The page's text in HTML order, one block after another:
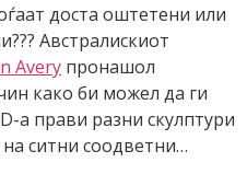
доста оштетени или
Австралискиот
Avery пронашол
како би можел да ги
a прави разни скулптури
ситни соодветни…